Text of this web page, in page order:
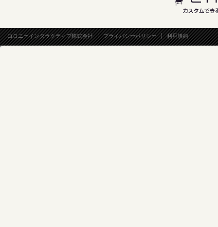
コロニーインタラクティブ株式会社 プライバシーポリシー 利用規約